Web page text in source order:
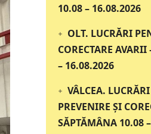
10.08 – 16.08.2026
OLT. LUCRĂRI
CORECTARE
– 16.08.2026
VÂLCEA.
PREVENIRE ȘI
SĂPTĂMÂNA 10.08